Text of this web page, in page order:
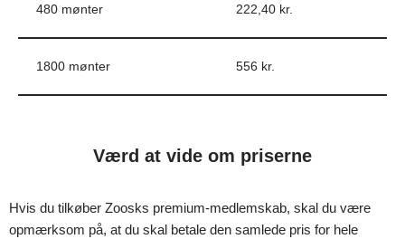
480 mønter 222,40 kr.
1800 mønter 556 kr.
Værd at vide om priserne
Hvis du tilkøber Zoosks premium-medlemskab, skal du være
opmærksom på, at du skal betale den samlede pris for hele